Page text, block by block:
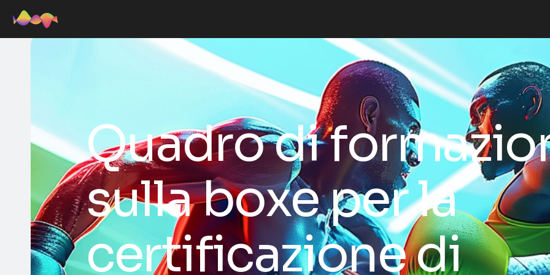
Quadro di
sulla boxe per la
certificazione di